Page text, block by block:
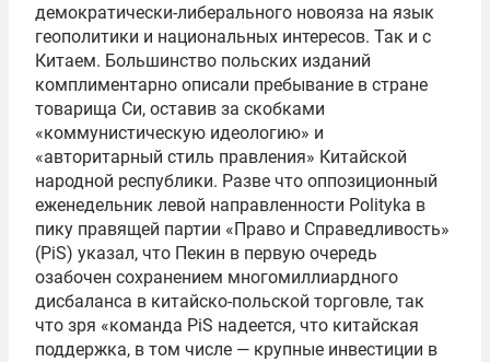
демократически-либерального новояза на язык
геополитики и национальных интересов. Так и с
Китаем. Большинство польских изданий
комплиментарно описали пребывание в стране
товарища Си, оставив за скобками
«коммунистическую идеологию» и
«авторитарный стиль правления» Китайской
народной республики. Разве что оппозиционный
еженедельник левой направленности Polityka в
пику правящей партии «Право и Справедливость»
(PiS) указал, что Пекин в первую очередь
озабочен сохранением многомиллиардного
дисбаланса в китайско-польской торговле, так
что зря «команда PiS надеется, что китайская
поддержка, в том числе — крупные инвестиции в